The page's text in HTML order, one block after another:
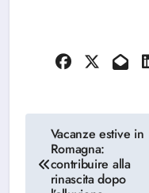
Navigazione
articoli
Vacanze estive in
Romagna:
contribuire alla
rinascita dopo